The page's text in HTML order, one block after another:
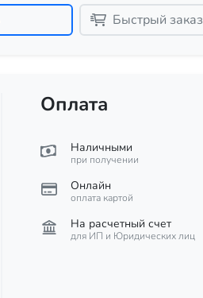
Быстрый заказ
Оплата
Наличными
при получении
Онлайн
оплата картой
На расчетный счет
для ИП и Юридических лиц